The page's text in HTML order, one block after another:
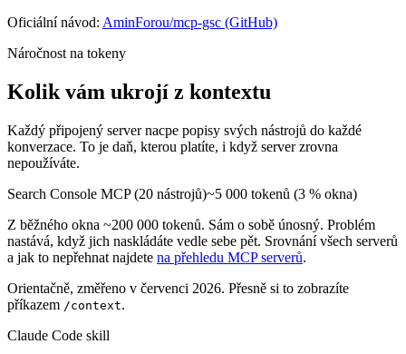
Oficiální návod: AminForou/mcp-gsc (GitHub)
Náročnost na tokeny
Kolik vám ukrojí z kontextu
Každý připojený server nacpe popisy svých nástrojů do každé
konverzace. To je daň, kterou platíte, i když server zrovna
nepoužíváte.
Search Console MCP (20 nástrojů)~5 000 tokenů (3 % okna)
Z běžného okna ~200 000 tokenů. Sám o sobě únosný. Problém
nastává, když jich naskládáte vedle sebe pět. Srovnání všech serverů
a jak to nepřehnat najdete na přehledu MCP serverů.
Orientačně, změřeno v červenci 2026. Přesně si to zobrazíte
příkazem /context.
Claude Code skill